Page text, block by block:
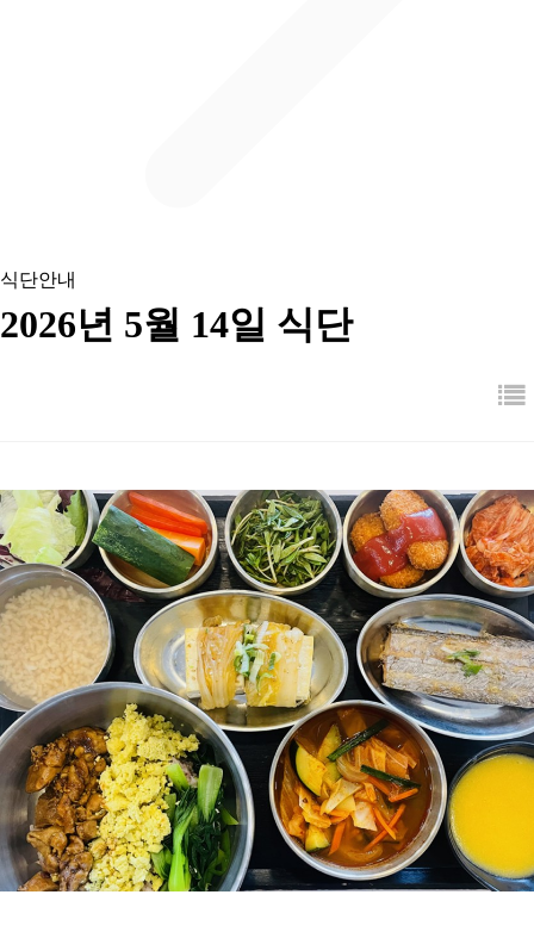
식단안내
2026년 5월 14일 식단